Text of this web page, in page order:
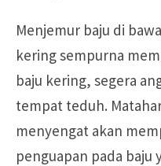
Menjemur baju di
kering sempurna
baju kering, segera
tempat teduh.
menyengat akan
penguapan pada baju